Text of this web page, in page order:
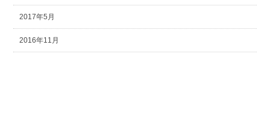
2017年5月
2016年11月